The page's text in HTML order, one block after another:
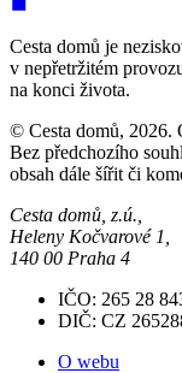
Cesta domů je
v nepřetržitém
na konci života.
© Cesta domů, 2026.
Bez předchozího
obsah dále šířit či
Cesta domů, z.ú.,
Heleny Kočvarové 1,
140 00 Praha 4
IČO: 265 28
DIČ: CZ
O webu